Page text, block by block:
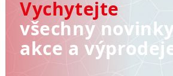
Vychytejte
všechny
akce a